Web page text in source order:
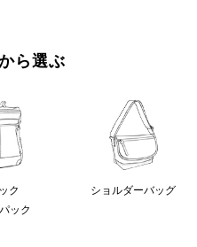
ら選ぶ
ク
ック
ショルダーバッグ